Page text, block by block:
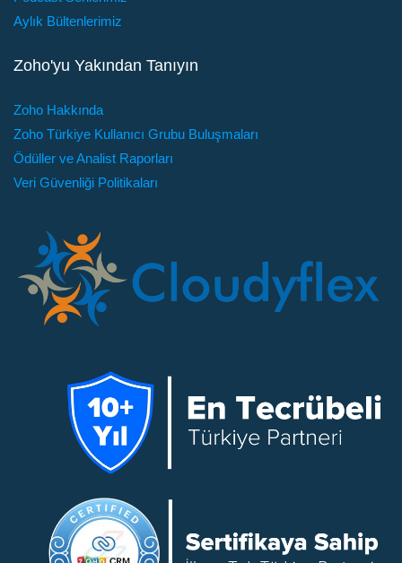
Aylık Bültenlerimiz
Zoho'yu Yakından Tanıyın
Zoho Hakkında
Zoho Türkiye Kullanıcı Grubu Buluşmaları
Ödüller ve Analist Raporları
Veri Güvenliği Politikaları